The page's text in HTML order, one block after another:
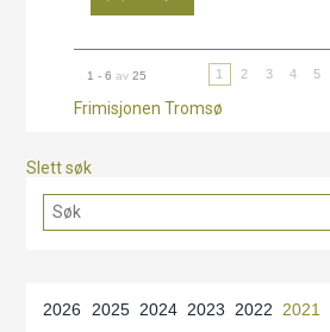
1 - 6 av25 1 2 3 4 5
Frimisjonen Tromsø
Slett søk
2026 2025 2024 2023 2022 2021